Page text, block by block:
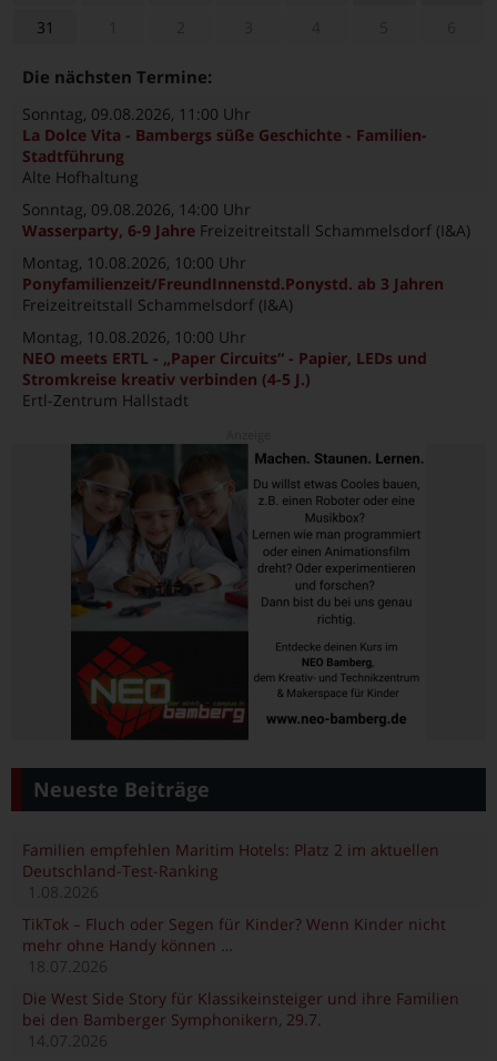
31
Die nächsten Termine:
Sonntag, 09.08.2026, 11:00 Uhr
La Dolce Vita - Bambergs süße Geschichte - Familien-
Stadtführung
Alte Hofhaltung
Sonntag, 09.08.2026, 14:00 Uhr
Wasserparty, 6-9 Jahre Freizeitreitstall Schammelsdorf (I&A)
Montag, 10.08.2026, 10:00 Uhr
Ponyfamilienzeit/FreundInnenstd.Ponystd. ab 3 Jahren
Freizeitreitstall Schammelsdorf (I&A)
Montag, 10.08.2026, 10:00 Uhr
NEO meets ERTL - „Paper Circuits“ - Papier, LEDs und
Stromkreise kreativ verbinden (4-5 J.)
Ertl-Zentrum Hallstadt
Neueste Beiträge
Familien empfehlen Maritim Hotels: Platz 2 im aktuellen
Deutschland-Test-Ranking
1.08.2026
TikTok – Fluch oder Segen für Kinder? Wenn Kinder nicht
mehr ohne Handy können …
18.07.2026
Die West Side Story für Klassikeinsteiger und ihre Familien
bei den Bamberger Symphonikern, 29.7.
14.07.2026